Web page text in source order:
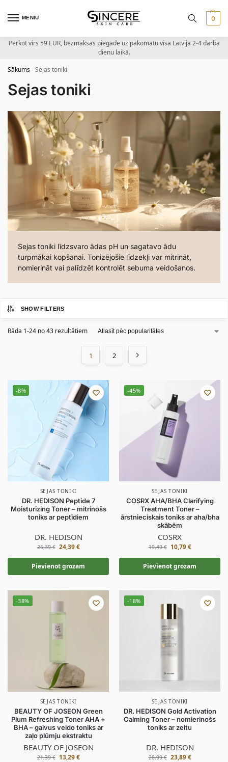
MENIU 0
Pērkot virs 59 EUR, bezmaksas piegāde uz pakomātu visā Latvijā 2-4 darba
dienu laikā.
Sākums-Sejas toniki
Sejas toniki
Sejas toniki līdzsvaro ādas pH un sagatavo ādu
turpmākai kopšanai. Tonizējošie līdzekļi var mitrināt,
nomierināt vai palīdzēt kontrolēt sebuma veidošanos.
SHOW FILTERS
Rāda 1-24 no 43 rezultātiem
1 2
-8%
SEJAS TONIKI
DR. HEDISON Peptide 7
Moisturizing Toner – mitrinošs
toniks ar peptīdiem
DR. HEDISON
26,39€ 24,39€
Pievienot grozam
-45%
SEJAS TONIKI
COSRX AHA/BHA Clarifying
Treatment Toner –
ārstnieciskais toniks ar aha/bha
skābēm
COSRX
19,49€ 10,79€
Pievienot grozam
-38%
SEJAS TONIKI
BEAUTY OF JOSEON Green
Plum Refreshing Toner AHA +
BHA – gaivus veido toniks ar
zaļo plūmju ekstraktu
BEAUTY OF JOSEON
21,39€ 13,29€
-18%
SEJAS TONIKI
DR. HEDISON Gold Activation
Calming Toner – nomierinošs
toniks ar zeltu
DR. HEDISON
28,99€ 23,89€